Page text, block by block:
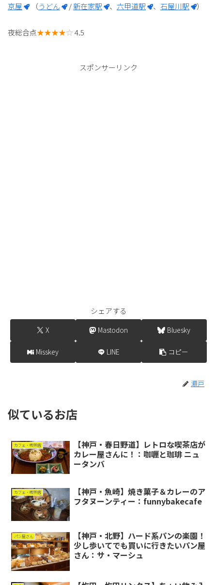
京屋 （うどん /新在家駅 、 六甲道駅 、 石屋川駅 ）
夜総合点★★★★☆4.5
スポンサーリンク
シェアする
X Mastodon Bluesky
Misskey LINE コピー
瀬戸
似ているお店
カフェ・喫茶店
【神戸・春日野道】レトロな喫茶店が
カレー屋さんに！：咖喱と珈琲 ニュ
ータンバ
カフェ・喫茶店
【神戸・魚崎】焼き菓子＆カレーのア
フタヌーンティー：funnybakecafe
パン屋さん
【神戸・北野】ハード系パンの楽園！
少し歩いてでも買いに行きたいパン屋
さん：サ・マーシュ